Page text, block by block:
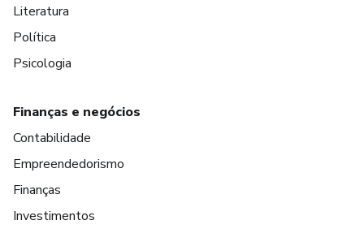
Literatura
Política
Psicologia
Finanças e negócios
Contabilidade
Empreendedorismo
Finanças
Investimentos